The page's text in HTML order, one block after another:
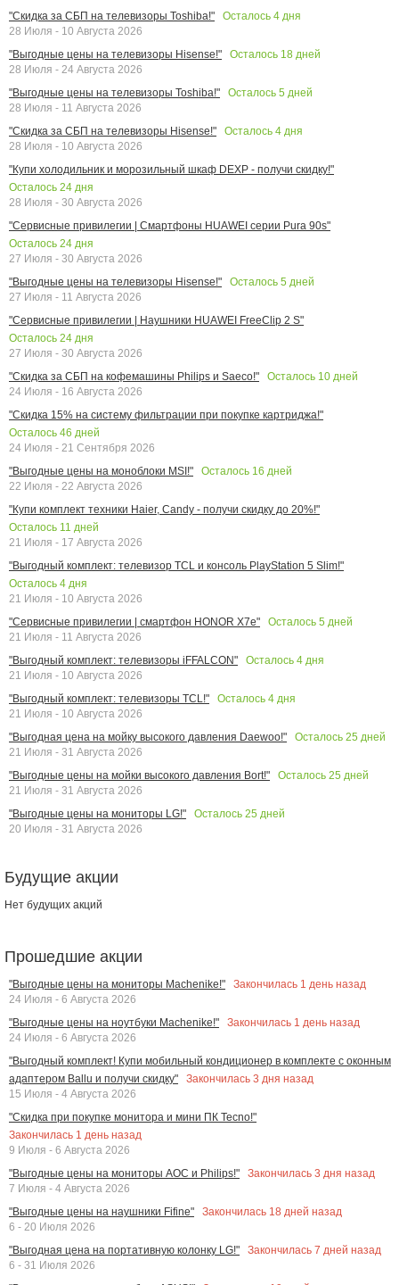
"Скидка за СБП на телевизоры Toshiba!"
Осталось 4 дня
28 Июля - 10 Августа 2026
"Выгодные цены на телевизоры Hisense!"
Осталось 18 дней
28 Июля - 24 Августа 2026
"Выгодные цены на телевизоры Toshiba!"
Осталось 5 дней
28 Июля - 11 Августа 2026
"Скидка за СБП на телевизоры Hisense!"
Осталось 4 дня
28 Июля - 10 Августа 2026
"Купи холодильник и морозильный шкаф DEXP - получи скидку!"
Осталось 24 дня
28 Июля - 30 Августа 2026
"Сервисные привилегии | Смартфоны HUAWEI серии Pura 90s"
Осталось 24 дня
27 Июля - 30 Августа 2026
"Выгодные цены на телевизоры Hisense!"
Осталось 5 дней
27 Июля - 11 Августа 2026
"Сервисные привилегии | Наушники HUAWEI FreeClip 2 S"
Осталось 24 дня
27 Июля - 30 Августа 2026
"Скидка за СБП на кофемашины Philips и Saeco!"
Осталось 10 дней
24 Июля - 16 Августа 2026
"Скидка 15% на систему фильтрации при покупке картриджа!"
Осталось 46 дней
24 Июля - 21 Сентября 2026
"Выгодные цены на моноблоки MSI!"
Осталось 16 дней
22 Июля - 22 Августа 2026
"Купи комплект техники Haier, Candy - получи скидку до 20%!"
Осталось 11 дней
21 Июля - 17 Августа 2026
"Выгодный комплект: телевизор TCL и консоль PlayStation 5 Slim!"
Осталось 4 дня
21 Июля - 10 Августа 2026
"Сервисные привилегии | смартфон HONOR X7e"
Осталось 5 дней
21 Июля - 11 Августа 2026
"Выгодный комплект: телевизоры iFFALCON"
Осталось 4 дня
21 Июля - 10 Августа 2026
"Выгодный комплект: телевизоры TCL!"
Осталось 4 дня
21 Июля - 10 Августа 2026
"Выгодная цена на мойку высокого давления Daewoo!"
Осталось 25 дней
21 Июля - 31 Августа 2026
"Выгодные цены на мойки высокого давления Bort!"
Осталось 25 дней
21 Июля - 31 Августа 2026
"Выгодные цены на мониторы LG!"
Осталось 25 дней
20 Июля - 31 Августа 2026
Будущие акции
Нет будущих акций
Прошедшие акции
"Выгодные цены на мониторы Machenike!" Закончилась 1 день назад
24 Июля - 6 Августа 2026
"Выгодные цены на ноутбуки Machenike!"
Закончилась 1 день назад
24 Июля - 6 Августа 2026
"Выгодный комплект! Купи мобильный кондиционер в комплекте с оконным
адаптером Ballu и получи скидку"
Закончилась 3 дня назад
15 Июля - 4 Августа 2026
"Скидка при покупке монитора и мини ПК Tecno!"
Закончилась 1 день назад
9 Июля - 6 Августа 2026
"Выгодные цены на мониторы AOC и Philips!"
Закончилась 3 дня назад
7 Июля - 4 Августа 2026
"Выгодные цены на наушники Fifine"
Закончилась 18 дней назад
6 - 20 Июля 2026
"Выгодная цена на портативную колонку LG!"
Закончилась 7 дней назад
6 - 31 Июля 2026